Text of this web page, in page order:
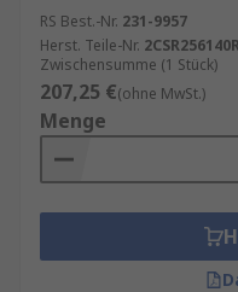
RS Best.-Nr. 231-9957
Herst. Teile-Nr.
Zwischensumme (1 Stück)
207,25 €(ohne MwSt.)
Menge